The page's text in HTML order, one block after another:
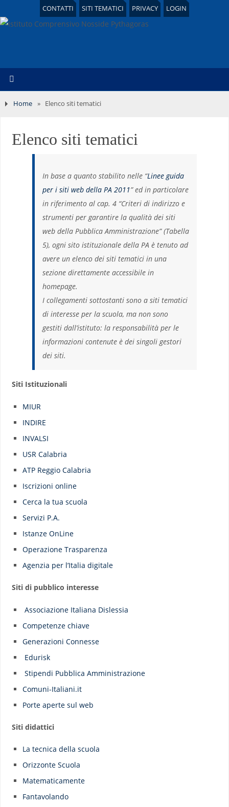
CONTATTI SITI TEMATICI PRIVACY LOGIN
Home » Elenco siti tematici
Elenco siti tematici
In base a quanto stabilito nelle “Linee guida
per i siti web della PA 2011” ed in particolare
in riferimento al cap. 4 “Criteri di indirizzo e
strumenti per garantire la qualità dei siti
web della Pubblica Amministrazione” (Tabella
5), ogni sito istituzionale della PA è tenuto ad
avere un elenco dei siti tematici in una
sezione direttamente accessibile in
homepage.
I collegamenti sottostanti sono a siti tematici
di interesse per la scuola, ma non sono
gestiti dall’istituto: la responsabilità per le
informazioni contenute è dei singoli gestori
dei siti.
Siti Istituzionali
MIUR
INDIRE
INVALSI
USR Calabria
ATP Reggio Calabria
Iscrizioni online
Cerca la tua scuola
Servizi P.A.
Istanze OnLine
Operazione Trasparenza
Agenzia per l’Italia digitale
Siti di pubblico interesse
Associazione Italiana Dislessia
Competenze chiave
Generazioni Connesse
Edurisk
Stipendi Pubblica Amministrazione
Comuni-Italiani.it
Porte aperte sul web
Siti didattici
La tecnica della scuola
Orizzonte Scuola
Matematicamente
Fantavolando